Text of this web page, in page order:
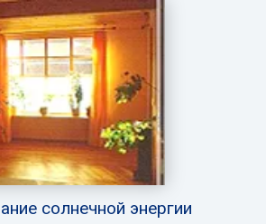
солнечной энергии